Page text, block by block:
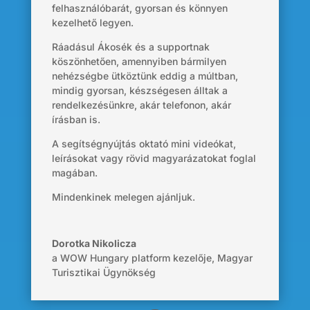
felhasználóbarát, gyorsan és könnyen
kezelhető legyen.
Ráadásul Ákosék és a supportnak
köszönhetően, amennyiben bármilyen
nehézségbe ütköztünk eddig a múltban,
mindig gyorsan, készségesen álltak a
rendelkezésünkre, akár telefonon, akár
írásban is.
A segítségnyújtás oktató mini videókat,
leírásokat vagy rövid magyarázatokat foglal
magában.
Mindenkinek melegen ajánljuk.
Dorotka Nikolicza
a WOW Hungary platform kezelője, Magyar
Turisztikai Ügynökség